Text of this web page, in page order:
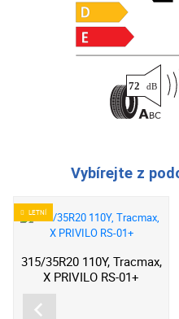
Vybírejte z
LETNÍ
315/35R20 110Y, Tracmax,
X PRIVILO RS-01+